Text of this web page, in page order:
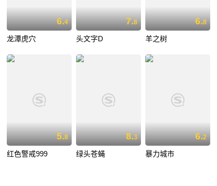
6.4
龙潭虎穴
7.8
头文字D
6.8
羊之树
5.8
红色警戒999
8.3
绿头苍蝇
6.2
暴力城市